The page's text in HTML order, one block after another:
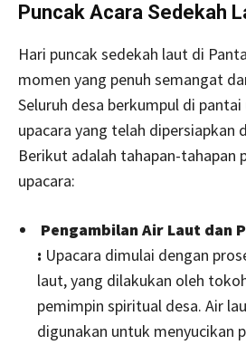
Puncak Acara Sedekah
Hari puncak sedekah laut di
momen yang penuh semangat
Seluruh desa berkumpul di
upacara yang telah dipersiapkan
Berikut adalah tahapan-tahapan
upacara:
Pengambilan Air Laut dan
: Upacara dimulai dengan
laut, yang dilakukan oleh
pemimpin spiritual desa. Air
digunakan untuk menyucikan